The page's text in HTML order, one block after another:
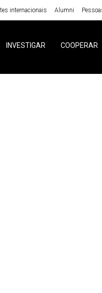
internacionais Alumni
INVESTIGAR COOPERAR